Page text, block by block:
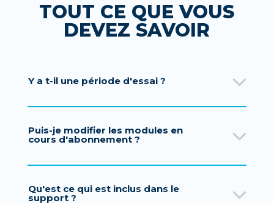
TOUT CE QUE VOUS
DEVEZ SAVOIR
Y a t-il une période d'essai ?
Puis-je modifier les modules en
cours d'abonnement ?
Qu'est ce qui est inclus dans le
support ?